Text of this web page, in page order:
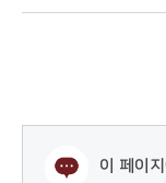
이 페이